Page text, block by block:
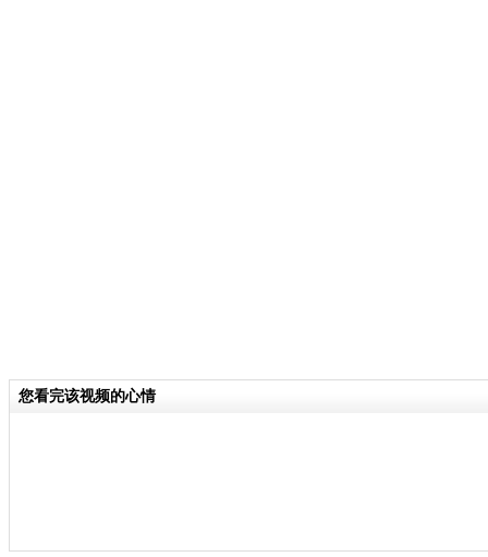
您看完该视频的心情